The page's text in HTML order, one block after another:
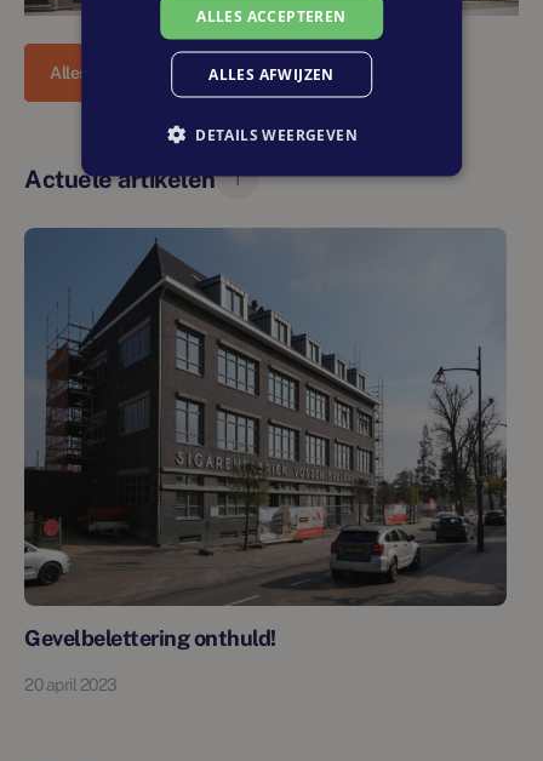
Alles
Actuele artikelen 1
Gevelbelettering onthuld!
20 april 2023
ALLES ACCEPTEREN
ALLES AFWIJZEN
DETAILS WEERGEVEN